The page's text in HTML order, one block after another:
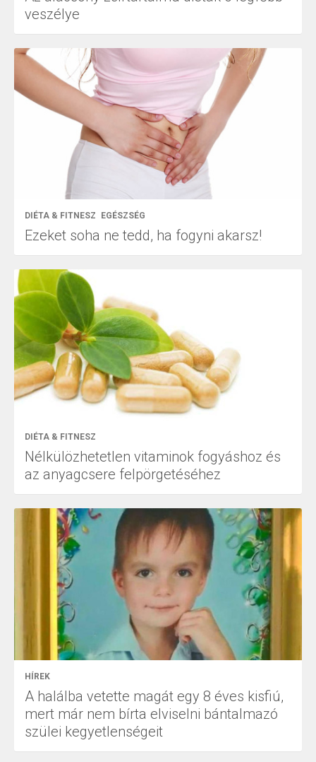
veszélye
DIÉTA & FITNESZ EGÉSZSÉG
Ezeket soha ne tedd, ha fogyni akarsz!
DIÉTA & FITNESZ
Nélkülözhetetlen vitaminok fogyáshoz és
az anyagcsere felpörgetéséhez
HÍREK
A halálba vetette magát egy 8 éves kisfiú,
mert már nem bírta elviselni bántalmazó
szülei kegyetlenségeit